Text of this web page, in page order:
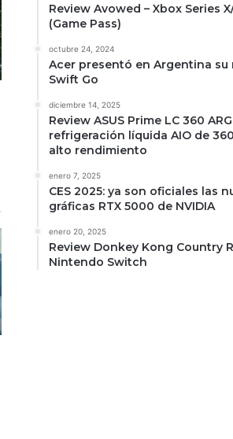
Review Avowed – Xbox Series
(Game Pass)
octubre 24, 2024
Acer presentó en Argentina su
Swift Go
diciembre 14, 2025
Review ASUS Prime LC 360
refrigeración líquida AIO de
alto rendimiento
enero 7, 2025
CES 2025: ya son oficiales las
gráficas RTX 5000 de NVIDIA
enero 20, 2025
Review Donkey Kong Country
Nintendo Switch